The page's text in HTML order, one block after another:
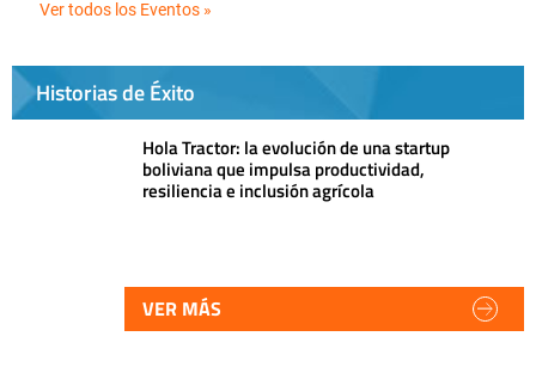
Ver todos los Eventos »
Historias de Éxito
Hola Tractor: la evolución de una startup
boliviana que impulsa productividad,
resiliencia e inclusión agrícola
VER MÁS